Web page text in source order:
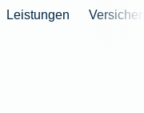
Leistungen